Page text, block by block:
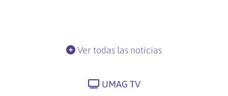
Ver todas las noticias
UMAG TV